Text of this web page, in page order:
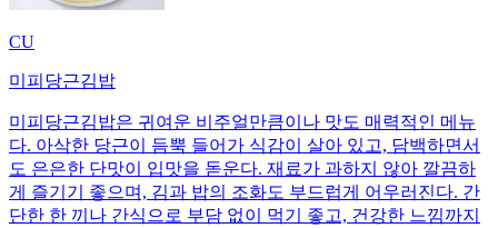
CU
미피당근김밥
미피당근김밥은 귀여운 비주얼만큼이나 맛도 매력적인 메뉴
다. 아삭한 당근이 듬뿍 들어가 식감이 살아 있고, 담백하면서
도 은은한 단맛이 입맛을 돋운다. 재료가 과하지 않아 깔끔하
게 즐기기 좋으며, 김과 밥의 조화도 부드럽게 어우러진다. 간
단한 한 끼나 간식으로 부담 없이 먹기 좋고, 건강한 느낌까지